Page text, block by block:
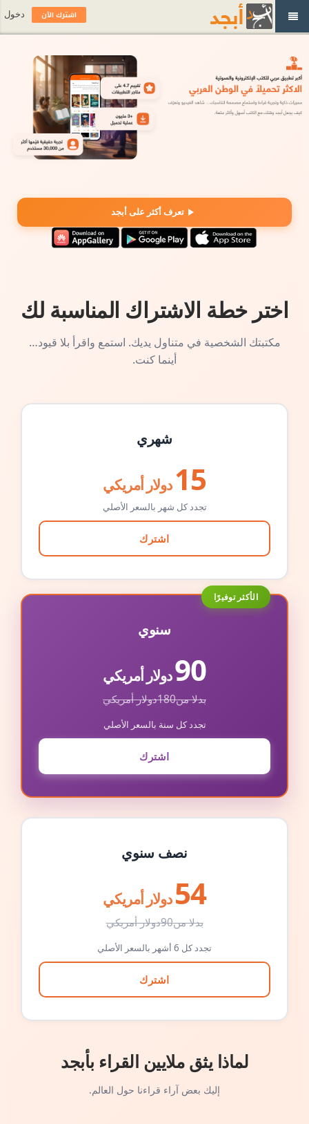
تعرف أكثر على أبجد
اختر خطة الاشتراك المناسبة لك
مكتبتك الشخصية في متناول يديك. استمع واقرأ بلا قيود…
أينما كنت.
شهري
15 دولار أمريكي
تجدد كل شهر بالسعر الأصلي
اشترك
الأكثر توفيرًا
سنوي
90دولار أمريكي
بدلا من180دولار أمريكي
تجدد كل سنة بالسعر الأصلي
اشترك
نصف سنوي
54 دولار أمريكي
بدلا من90دولار أمريكي
تجدد كل 6 أشهر بالسعر الأصلي
اشترك
لماذا يثق ملايين القراء بأبجد
إليك بعض آراء قراءنا حول العالم.
اشترك الآن دخول